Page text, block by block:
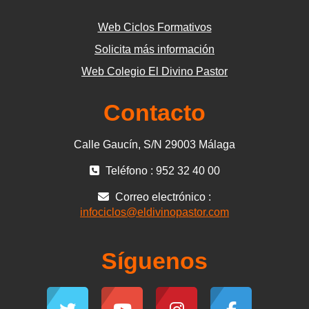
Web Ciclos Formativos
Solicita más información
Web Colegio El Divino Pastor
Contacto
Calle Gaucín, S/N 29003 Málaga
Teléfono : 952 32 40 00
Correo electrónico :
infociclos@eldivinopastor.com
Síguenos